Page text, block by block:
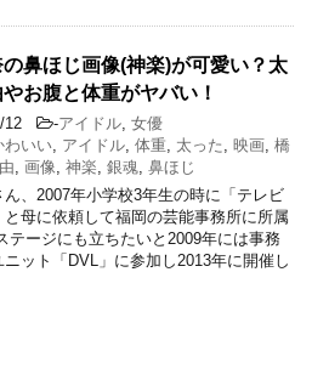
鼻ほじ画像(神楽)が可愛い？太
お腹と体重がヤバい！
12 -アイドル 女優
わいい アイドル 体重 太った 映画 橋
画像 神楽 銀魂 鼻ほじ
ん、2007年小学校3年生の時に「テレビ
と母に依頼して福岡の芸能事務所に所属
テージにも立ちたいと2009年には事務
ニット「DVL」に参加し2013年に開催し